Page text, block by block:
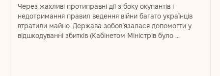
Через жахливі протиправні дії з боку окупантів і
недотримання правил ведення війни багато українців
втратили майно. Держава зобов’язалася допомогти у
відшкодуванні збитків (Кабінетом Міністрів було ...